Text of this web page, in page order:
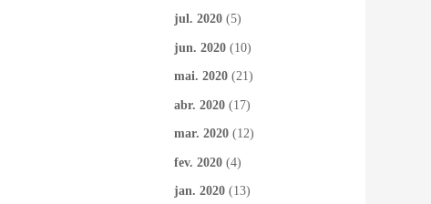
jul. 2020 (5)
jun. 2020 (10)
mai. 2020 (21)
abr. 2020 (17)
mar. 2020 (12)
fev. 2020 (4)
jan. 2020 (13)